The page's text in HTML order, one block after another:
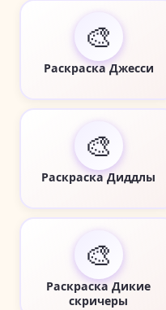
🎨
Раскраска Джесси
🎨
Раскраска Диддлы
🎨
Раскраска Дикие
скричеры